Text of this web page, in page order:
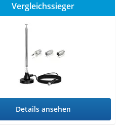
Vergleichssieger
Details ansehen